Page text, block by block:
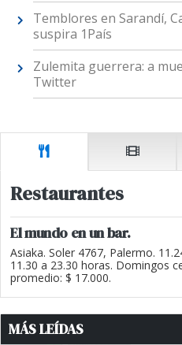
Temblores en Sarandí,
suspira 1País
Zulemita guerrera: a
Twitter
Restaurantes
El mundo en un bar.
Asiaka. Soler 4767, Palermo.
11.30 a 23.30 horas. Domingos
promedio: $ 17.000.
MÁS LEÍDAS